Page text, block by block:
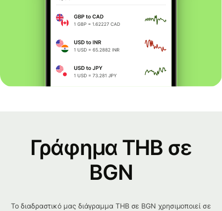
Γράφημα THB σε
BGN
Το διαδραστικό μας διάγραμμα THB σε BGN χρησιμοποιεί σε